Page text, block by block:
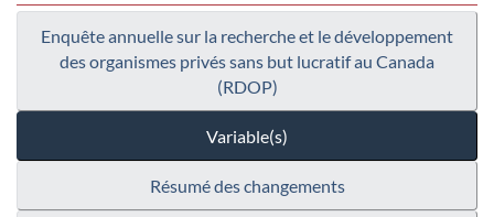
Enquête annuelle sur la recherche et le développement
des organismes privés sans but lucratif au Canada
(RDOP)
Variable(s)
Résumé des changements